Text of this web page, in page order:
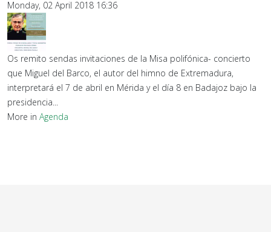
Monday, 02 April 2018 16:36
Os remito sendas invitaciones de la Misa polifónica- concierto
que Miguel del Barco, el autor del himno de Extremadura,
interpretará el 7 de abril en Mérida y el día 8 en Badajoz bajo la
presidencia...
More in Agenda